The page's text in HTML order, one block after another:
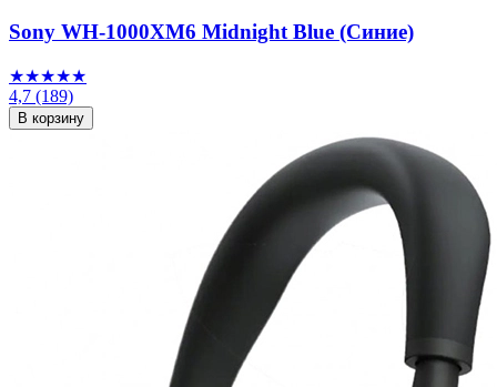
Sony WH-1000XM6 Midnight Blue (Синие)
★★★★★
4,7 (189)
В корзину